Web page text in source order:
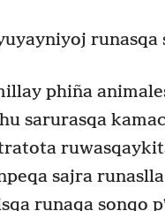
phiña
sarurasqa
sajra
runaqa sonqo